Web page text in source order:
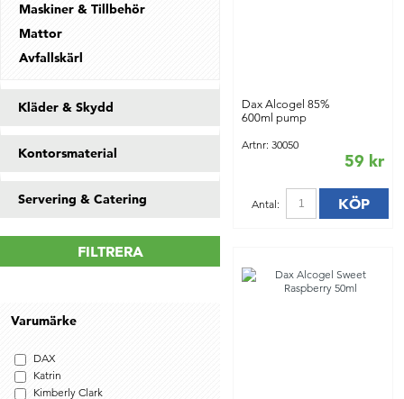
Maskiner & Tillbehör
Mattor
Avfallskärl
Kläder & Skydd
Kontorsmaterial
Servering & Catering
FILTRERA
Varumärke
DAX
Katrin
Kimberly Clark
Dax Alcogel 85%
600ml pump
Artnr: 30050
59 kr
Antal: KÖP